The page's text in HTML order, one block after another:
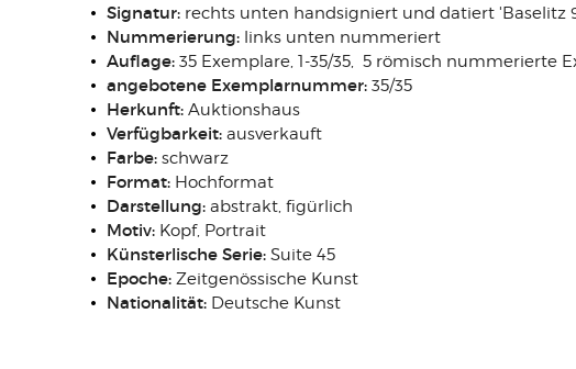
Signatur: rechts unten handsigniert und datiert 'Baselitz
Nummerierung: links unten nummeriert
Auflage: 35 Exemplare, 1-35/35, 5 römisch nummerierte
angebotene Exemplarnummer: 35/35
Herkunft: Auktionshaus
Verfügbarkeit: ausverkauft
Farbe: schwarz
Format: Hochformat
Darstellung: abstrakt, figürlich
Motiv: Kopf, Portrait
Künsterlische Serie: Suite 45
Epoche: Zeitgenössische Kunst
Nationalität: Deutsche Kunst